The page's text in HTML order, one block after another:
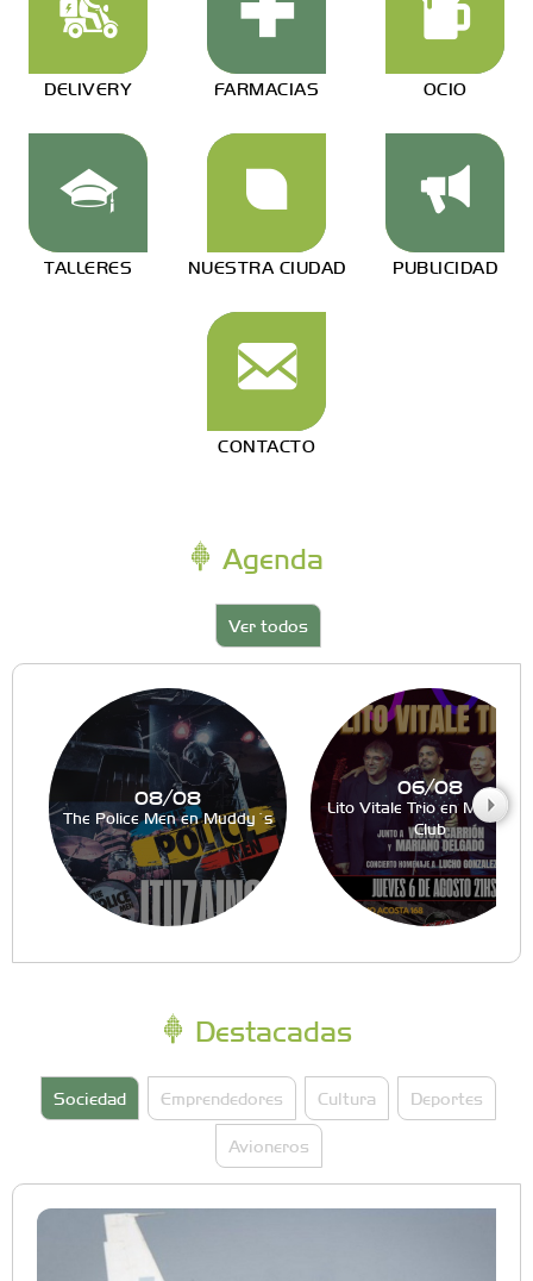
DELIVERY FARMACIAS OCIO
TALLERES NUESTRA CIUDAD PUBLICIDAD
CONTACTO
Agenda
Ver todos
08/08
The Police Men en Muddy´s
06/08
Lito Vitale Trio en Muddy´s
Club
Destacadas
Sociedad Emprendedores Cultura Deportes
Avioneros